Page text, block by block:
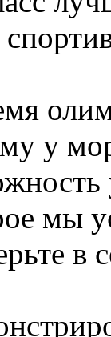
у
мы